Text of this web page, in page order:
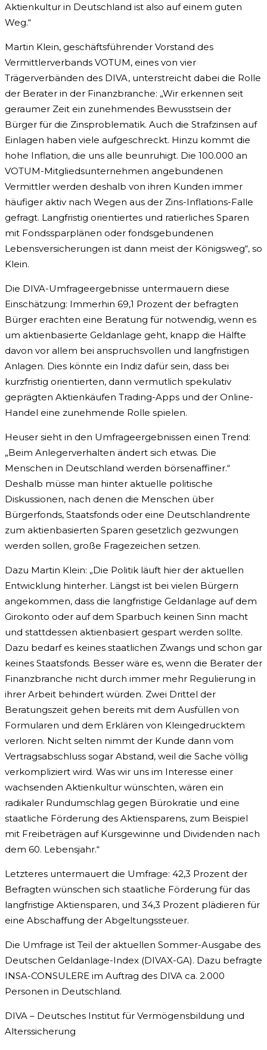
Aktienkultur in Deutschland ist also auf einem guten
Weg.“
Martin Klein, geschäftsführender Vorstand des
Vermittlerverbands VOTUM, eines von vier
Trägerverbänden des DIVA, unterstreicht dabei die Rolle
der Berater in der Finanzbranche: „Wir erkennen seit
geraumer Zeit ein zunehmendes Bewusstsein der
Bürger für die Zinsproblematik. Auch die Strafzinsen auf
Einlagen haben viele aufgeschreckt. Hinzu kommt die
hohe Inflation, die uns alle beunruhigt. Die 100.000 an
VOTUM-Mitgliedsunternehmen angebundenen
Vermittler werden deshalb von ihren Kunden immer
häufiger aktiv nach Wegen aus der Zins-Inflations-Falle
gefragt. Langfristig orientiertes und ratierliches Sparen
mit Fondssparplänen oder fondsgebundenen
Lebensversicherungen ist dann meist der Königsweg“, so
Klein.
Die DIVA-Umfrageergebnisse untermauern diese
Einschätzung: Immerhin 69,1 Prozent der befragten
Bürger erachten eine Beratung für notwendig, wenn es
um aktienbasierte Geldanlage geht, knapp die Hälfte
davon vor allem bei anspruchsvollen und langfristigen
Anlagen. Dies könnte ein Indiz dafür sein, dass bei
kurzfristig orientierten, dann vermutlich spekulativ
geprägten Aktienkäufen Trading-Apps und der Online-
Handel eine zunehmende Rolle spielen.
Heuser sieht in den Umfrageergebnissen einen Trend:
„Beim Anlegerverhalten ändert sich etwas. Die
Menschen in Deutschland werden börsenaffiner.“
Deshalb müsse man hinter aktuelle politische
Diskussionen, nach denen die Menschen über
Bürgerfonds, Staatsfonds oder eine Deutschlandrente
zum aktienbasierten Sparen gesetzlich gezwungen
werden sollen, große Fragezeichen setzen.
Dazu Martin Klein: „Die Politik läuft hier der aktuellen
Entwicklung hinterher. Längst ist bei vielen Bürgern
angekommen, dass die langfristige Geldanlage auf dem
Girokonto oder auf dem Sparbuch keinen Sinn macht
und stattdessen aktienbasiert gespart werden sollte.
Dazu bedarf es keines staatlichen Zwangs und schon gar
keines Staatsfonds. Besser wäre es, wenn die Berater der
Finanzbranche nicht durch immer mehr Regulierung in
ihrer Arbeit behindert würden. Zwei Drittel der
Beratungszeit gehen bereits mit dem Ausfüllen von
Formularen und dem Erklären von Kleingedrucktem
verloren. Nicht selten nimmt der Kunde dann vom
Vertragsabschluss sogar Abstand, weil die Sache völlig
verkompliziert wird. Was wir uns im Interesse einer
wachsenden Aktienkultur wünschten, wären ein
radikaler Rundumschlag gegen Bürokratie und eine
staatliche Förderung des Aktiensparens, zum Beispiel
mit Freibeträgen auf Kursgewinne und Dividenden nach
dem 60. Lebensjahr.“
Letzteres untermauert die Umfrage: 42,3 Prozent der
Befragten wünschen sich staatliche Förderung für das
langfristige Aktiensparen, und 34,3 Prozent plädieren für
eine Abschaffung der Abgeltungssteuer.
Die Umfrage ist Teil der aktuellen Sommer-Ausgabe des
Deutschen Geldanlage-Index (DIVAX-GA). Dazu befragte
INSA-CONSULERE im Auftrag des DIVA ca. 2.000
Personen in Deutschland.
DIVA – Deutsches Institut für Vermögensbildung und
Alterssicherung